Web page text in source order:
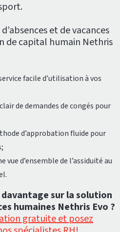
et de vacances
de capital humain Nethris
facile d’utilisation à vos
de demandes de congés pour
d’approbation fluide pour
vue d’ensemble de l’assiduité au
sur la solution
humaines Nethris Evo ?
gratuite et posez